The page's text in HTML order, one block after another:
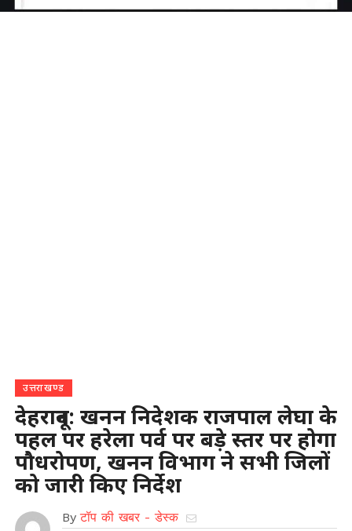
उत्तराखण्ड
देहरादून: खनन निदेशक राजपाल लेघा के
पहल पर हरेला पर्व पर बड़े स्तर पर होगा
पौधरोपण, खनन विभाग ने सभी जिलों
को जारी किए निर्देश
By टॉप की खबर - डेस्क